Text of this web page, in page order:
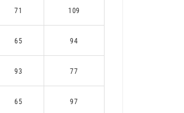
71 109
65 94
93 77
65 97